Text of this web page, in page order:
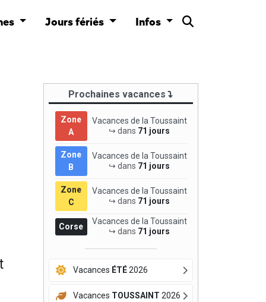
Jours fériés Infos
Prochaines vacances
Zone
A
Vacances de la Toussaint
↪ dans 71 jours
Zone
B
Vacances de la Toussaint
↪ dans 71 jours
Zone
C
Vacances de la Toussaint
↪ dans 71 jours
Corse
Vacances de la Toussaint
↪ dans 71 jours
Vacances ÉTÉ2026
Vacances TOUSSAINT 2026